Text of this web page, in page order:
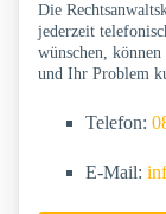
Die
jederzeit
wünschen,
und Ihr Problem
Telefon:
E-Mail: